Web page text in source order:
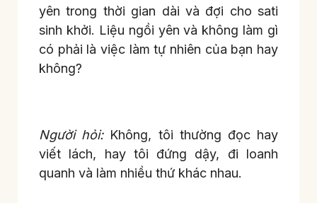
yên trong thời gian dài và đợi cho sati
sinh khởi. Liệu ngồi yên và không làm gì
có phải là việc làm tự nhiên của bạn hay
không?
Người hỏi:Không, tôi thường đọc hay
viết lách, hay tôi đứng dậy, đi loanh
quanh và làm nhiều thứ khác nhau.